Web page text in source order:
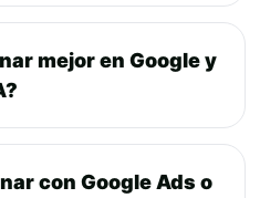
mejor en Google y
con Google Ads o